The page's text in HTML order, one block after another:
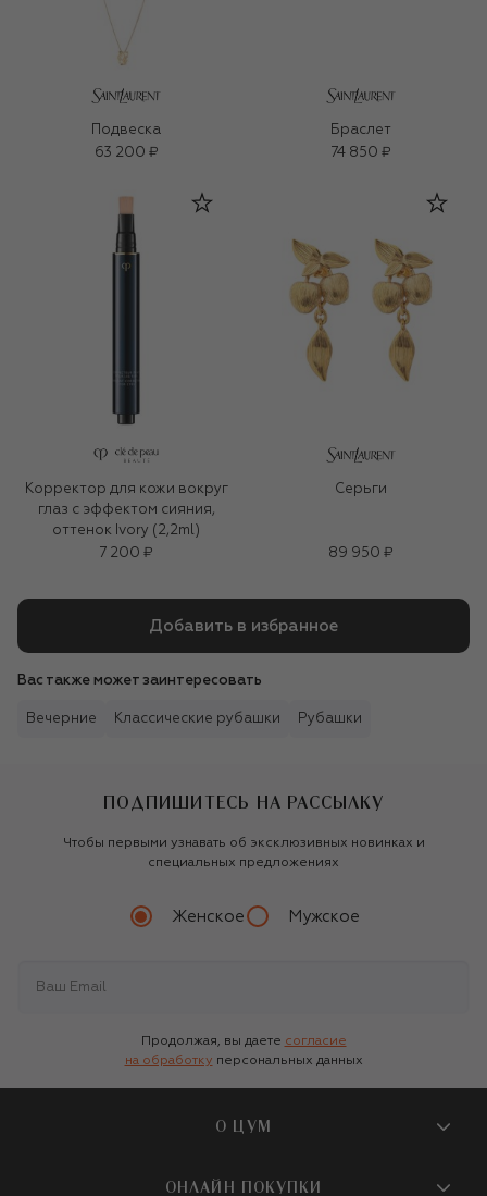
Подвеска
63 200 ₽
Браслет
74 850 ₽
Корректор для кожи вокруг
глаз с эффектом сияния,
оттенок Ivory (2,2ml)
7 200 ₽
Серьги
89 950 ₽
Добавить в избранное
Вас также может заинтересовать
Вечерние Классические рубашки Рубашки
ПОДПИШИТЕСЬ НА РАССЫЛКУ
Чтобы первыми узнавать об эксклюзивных новинках и
специальных предложениях
Женское Мужское
Продолжая, вы даете согласие
на обработку персональных данных
О ЦУМ
О магазине
ОНЛАЙН ПОКУПКИ